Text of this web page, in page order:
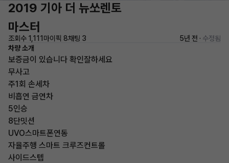
2019 기아 더 뉴쏘렌토
마스터
조회수 1,111 마이픽 8채팅 3 5년 전 · 수정됨
차량 소개
보증금이 있습니다 확인잘하세요
무사고
주1회 손세차
비흡연 금연차
5인승
8단밋션
UVO스마트폰연동
자율주행 스마트 크루즈컨트롤
사이드스텝